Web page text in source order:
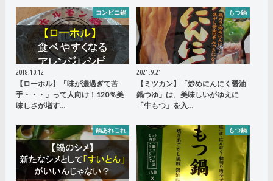
コンビニ鍋
2018.10.12
【ローホル】「味が濃過ぎて苦
手・・・」って人向け！120％美
味しさが増す…
もつ鍋
2021.9.21
【ミツカン】「炒めにんにく醤油
鍋つゆ」は、美味しいがゆえに
「牛もつ」を入…
鍋あれこれ もつ鍋